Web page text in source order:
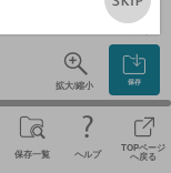
保存
拡大/縮小
保存一覧 ヘルプ
TOPページ
へ戻る